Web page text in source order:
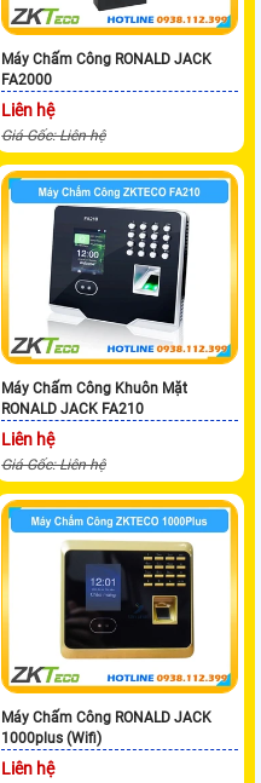
Máy Chấm Công RONALD JACK
FA2000
Liên hệ
Giá Gốc: Liên hệ
Máy Chấm Công Khuôn Mặt
RONALD JACK FA210
Liên hệ
Giá Gốc: Liên hệ
Máy Chấm Công RONALD JACK
1000plus (Wifi)
Liên hệ